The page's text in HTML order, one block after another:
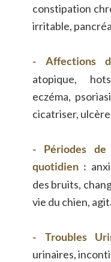
constipation
irritable,
- Affections
atopique,
eczéma,
cicatriser,
- Périodes de
quotidien :
des bruits,
vie du chien,
- Troubles
urinaires,